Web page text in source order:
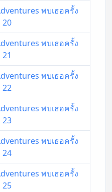
พบเธอครั้ง
20
พบเธอครั้ง
พบเธอครั้ง
22
พบเธอครั้ง
23
พบเธอครั้ง
24
พบเธอครั้ง
25